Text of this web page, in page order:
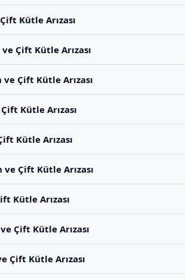
Kütle Arızası
Çift Kütle Arızası
Çift Kütle Arızası
Kütle Arızası
Kütle Arızası
Çift Kütle Arızası
Kütle Arızası
Çift Kütle Arızası
Çift Kütle Arızası